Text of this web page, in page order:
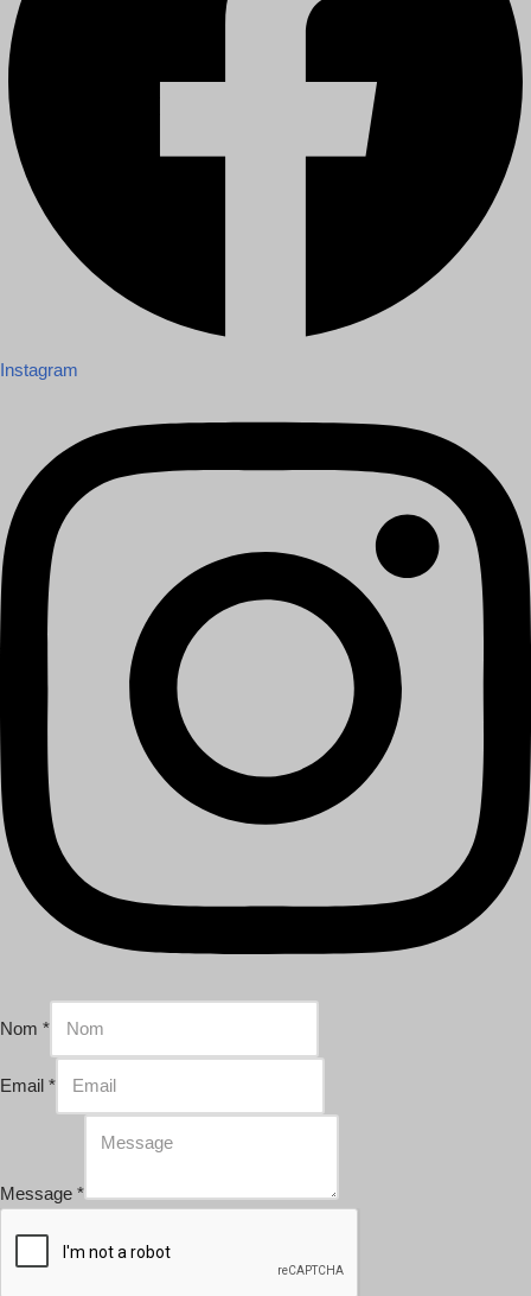
Instagram
Nom *
Email *
Message *